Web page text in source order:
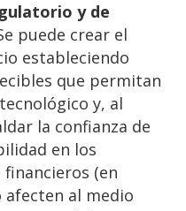
y de
puede crear el
estableciendo
que permitan
y, al
la confianza de
en los
(en
al medio